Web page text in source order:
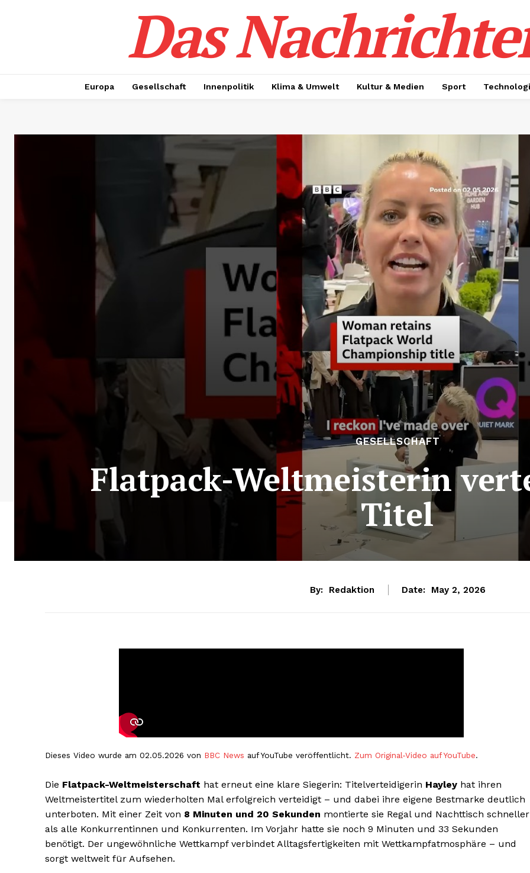
Das
Europa Gesellschaft Innenpolitik Klima & Umwelt Kultur & Medien Sport
GESELLSCHAFT
Flatpack-Weltmeisterin
Titel
By: Redaktion Date: May 2, 2026
Dieses Video wurde am 02.05.2026 von BBC News auf YouTube veröffentlicht. Zum Original-Video auf YouTube.
Die Flatpack-Weltmeisterschaft hat erneut eine klare Siegerin: Titelverteidigerin Hayley hat ihren
Weltmeistertitel zum wiederholten Mal erfolgreich verteidigt – und dabei ihre eigene Bestmarke deutlich
unterboten. Mit einer Zeit von 8 Minuten und 20 Sekunden montierte sie Regal und Nachttisch schneller
als alle Konkurrentinnen und Konkurrenten. Im Vorjahr hatte sie noch 9 Minuten und 33 Sekunden
benötigt. Der ungewöhnliche Wettkampf verbindet Alltagsfertigkeiten mit Wettkampfatmosphäre – und
sorgt weltweit für Aufsehen.